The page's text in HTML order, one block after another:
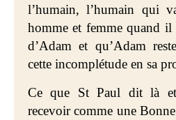
l’humain, l’humain qui
homme et femme quand
d’Adam et qu’Adam
cette incomplétude en sa
Ce que St Paul dit là
recevoir comme une